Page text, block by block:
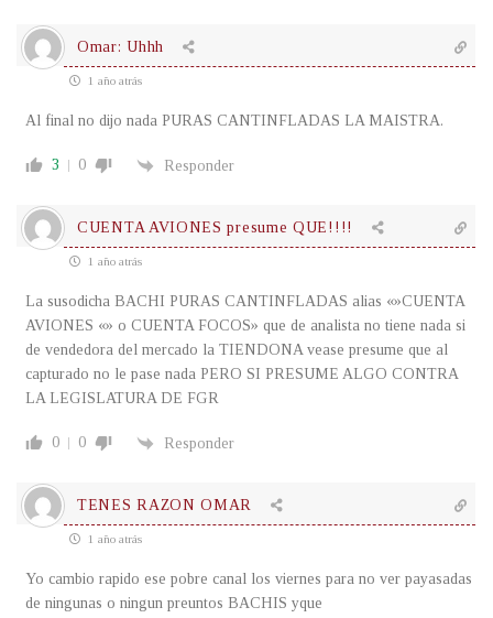
Omar: Uhhh
1 año atrás
Al final no dijo nada PURAS CANTINFLADAS LA MAISTRA.
3 0 Responder
CUENTA AVIONES presume QUE!!!!
1 año atrás
La susodicha BACHI PURAS CANTINFLADAS alias «»CUENTA
AVIONES «» o CUENTA FOCOS» que de analista no tiene nada si
de vendedora del mercado la TIENDONA vease presume que al
capturado no le pase nada PERO SI PRESUME ALGO CONTRA
LA LEGISLATURA DE FGR
0 0 Responder
TENES RAZON OMAR
1 año atrás
Yo cambio rapido ese pobre canal los viernes para no ver payasadas
de ningunas o ningun preuntos BACHIS yque